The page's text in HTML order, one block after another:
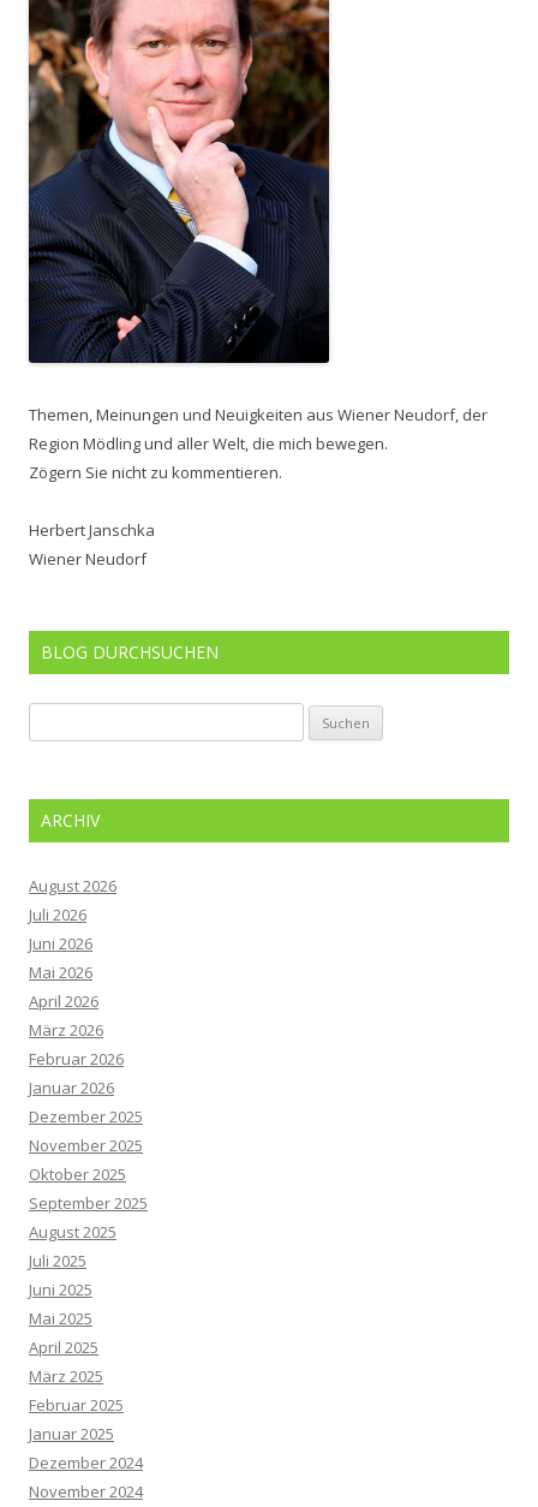
Themen, Meinungen und Neuigkeiten aus Wiener Neudorf, der
Region Mödling und aller Welt, die mich bewegen.
Zögern Sie nicht zu kommentieren.
Herbert Janschka
Wiener Neudorf
BLOG DURCHSUCHEN
nach:
ARCHIV
August 2026
Juli 2026
Juni 2026
Mai 2026
April 2026
März 2026
Februar 2026
Januar 2026
Dezember 2025
November 2025
Oktober 2025
September 2025
August 2025
Juli 2025
Juni 2025
Mai 2025
April 2025
März 2025
Februar 2025
Januar 2025
Dezember 2024
November 2024